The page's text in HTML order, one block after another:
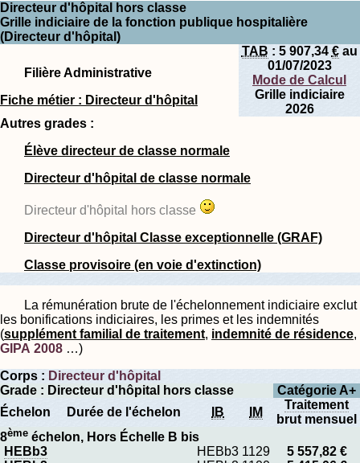
Directeur d'hôpital hors classe
Grille indiciaire de la fonction publique hospitalière
(Directeur d'hôpital)
Filière Administrative
Fiche métier : Directeur d'hôpital
TAB : 5 907,34 €au
01/07/2023
Mode de Calcul
Grille indiciaire
2026
Autres grades :
Élève directeur de classe normale
Directeur d'hôpital de classe normale
Directeur d'hôpital hors classe
Directeur d'hôpital Classe exceptionnelle (GRAF)
Classe provisoire (en voie d'extinction)
La rémunération brute de l'échelonnement indiciaire exclut
les bonifications indiciaires, les primes et les indemnités
(supplément familial de traitement, indemnité de résidence,
GIPA 2008 …)
Corps : Directeur d'hôpital
Grade : Directeur d'hôpital hors classe
Catégorie A+
Échelon
Durée de l'échelon IB IM
Traitement
brut mensuel
8ème échelon, Hors Échelle B bis
HEBb3
HEBb3 1129
5 557,82 €